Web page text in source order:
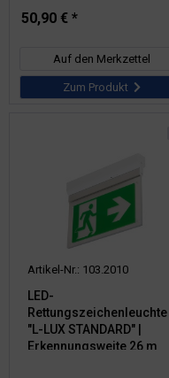
50,90 € *
Auf den Merkzettel
Zum Produkt
Artikel-Nr.: 103.2010
LED-
Rettungszeichenleuchte
"L-LUX STANDARD" |
Erkennungsweite 26 m